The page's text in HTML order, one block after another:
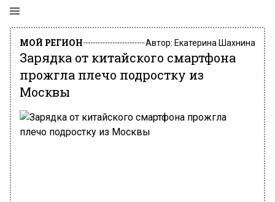
МОЙ РЕГИОН Автор: Екатерина Шахнина
Зарядка от китайского смартфона
прожгла плечо подростку из
Москвы